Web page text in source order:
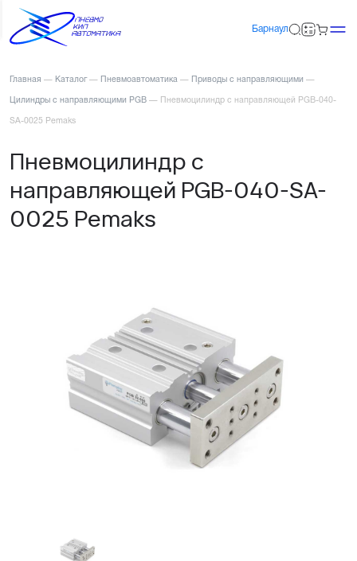
Барнаул
Главная — Каталог — Пневмоавтоматика — Приводы с направляющими —
Цилиндры с направляющими PGB — Пневмоцилиндр с направляющей PGB-040-
SA-0025 Pemaks
Пневмоцилиндр с
направляющей PGB-040-SA-
0025 Pemaks